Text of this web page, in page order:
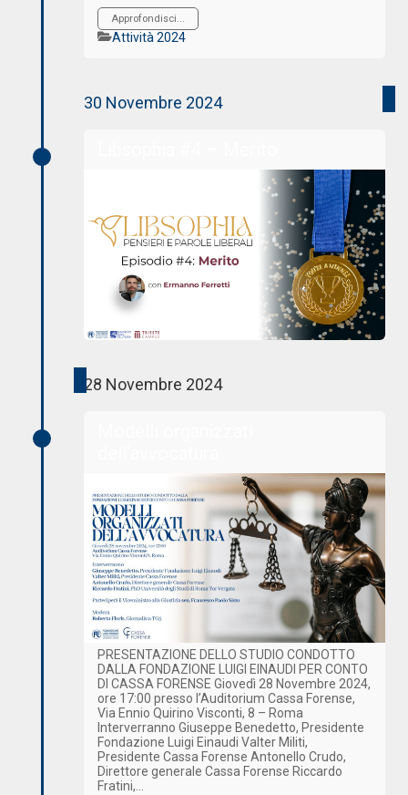
Approfondisci...
Categorie
Attività 2024
30 Novembre 2024
28 Novembre 2024
PRESENTAZIONE DELLO STUDIO CONDOTTO
DALLA FONDAZIONE LUIGI EINAUDI PER CONTO
DI CASSA FORENSE Giovedì 28 Novembre 2024,
ore 17:00 presso l’Auditorium Cassa Forense,
Via Ennio Quirino Visconti, 8 – Roma
Interverranno Giuseppe Benedetto, Presidente
Fondazione Luigi Einaudi Valter Militi,
Presidente Cassa Forense Antonello Crudo,
Direttore generale Cassa Forense Riccardo
Fratini,…